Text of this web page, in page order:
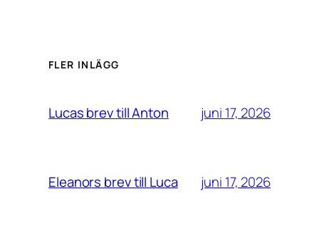
FLER INLÄGG
Lucas brev till Anton juni 17, 2026
Eleanors brev till Luca juni 17, 2026